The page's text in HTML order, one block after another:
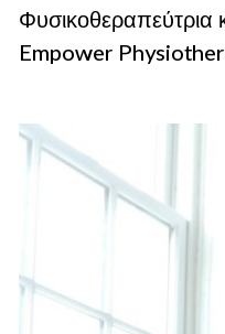
Φυσικοθεραπεύτρια
Empower